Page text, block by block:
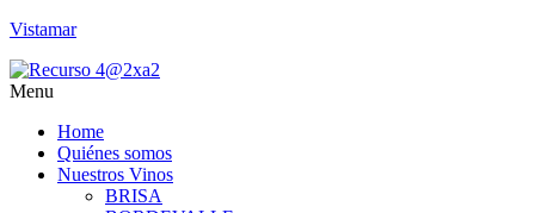
Vistamar
Menu
Home
Quiénes somos
Nuestros Vinos
BRISA